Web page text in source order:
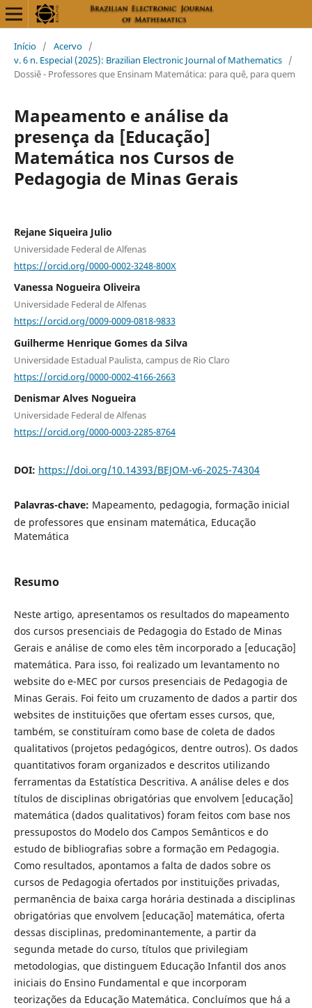
Início / Acervo /
v. 6 n. Especial (2025): Brazilian Electronic Journal of Mathematics /
Dossiê - Professores que Ensinam Matemática: para quê, para quem
Mapeamento e análise da
presença da [Educação]
Matemática nos Cursos de
Pedagogia de Minas Gerais
Rejane Siqueira Julio
Universidade Federal de Alfenas
https://orcid.org/0000-0002-3248-800X
Vanessa Nogueira Oliveira
Universidade Federal de Alfenas
https://orcid.org/0009-0009-0818-9833
Guilherme Henrique Gomes da Silva
Universidade Estadual Paulista, campus de Rio Claro
https://orcid.org/0000-0002-4166-2663
Denismar Alves Nogueira
Universidade Federal de Alfenas
https://orcid.org/0000-0003-2285-8764
DOI: https://doi.org/10.14393/BEJOM-v6-2025-74304
Palavras-chave: Mapeamento, pedagogia, formação inicial
de professores que ensinam matemática, Educação
Matemática
Resumo
Neste artigo, apresentamos os resultados do mapeamento
dos cursos presenciais de Pedagogia do Estado de Minas
Gerais e análise de como eles têm incorporado a [educação]
matemática. Para isso, foi realizado um levantamento no
website do e-MEC por cursos presenciais de Pedagogia de
Minas Gerais. Foi feito um cruzamento de dados a partir dos
websites de instituições que ofertam esses cursos, que,
também, se constituíram como base de coleta de dados
qualitativos (projetos pedagógicos, dentre outros). Os dados
quantitativos foram organizados e descritos utilizando
ferramentas da Estatística Descritiva. A análise deles e dos
títulos de disciplinas obrigatórias que envolvem [educação]
matemática (dados qualitativos) foram feitos com base nos
pressupostos do Modelo dos Campos Semânticos e do
estudo de bibliografias sobre a formação em Pedagogia.
Como resultados, apontamos a falta de dados sobre os
cursos de Pedagogia ofertados por instituições privadas,
permanência de baixa carga horária destinada a disciplinas
obrigatórias que envolvem [educação] matemática, oferta
dessas disciplinas, predominantemente, a partir da
segunda metade do curso, títulos que privilegiam
metodologias, que distinguem Educação Infantil dos anos
iniciais do Ensino Fundamental e que incorporam
teorizações da Educação Matemática. Concluímos que há a